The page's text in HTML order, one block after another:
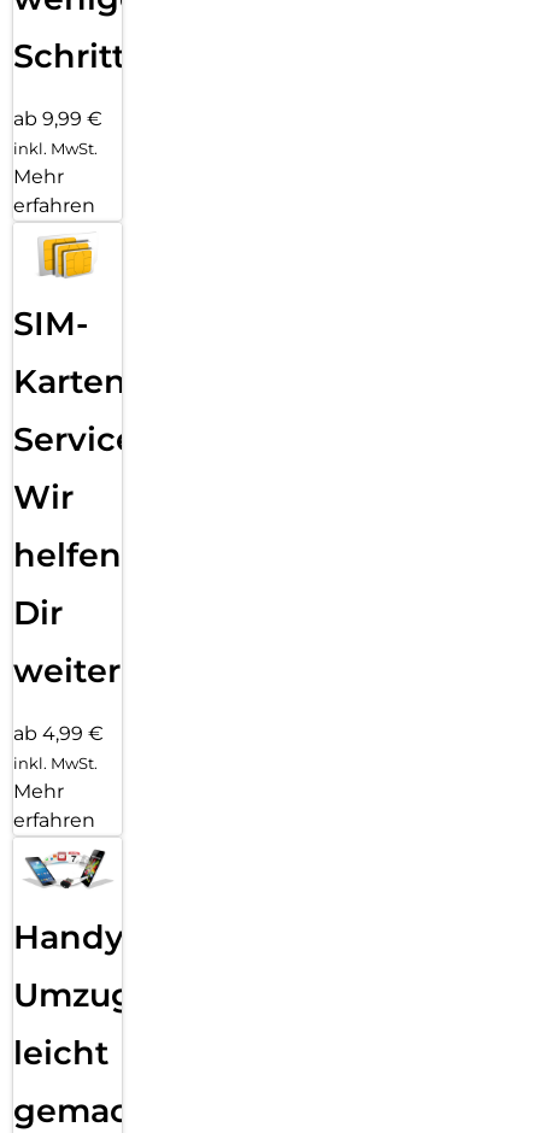
Schritten
ab 9,99 €
inkl. MwSt.
Mehr
erfahren
SIM-
Karten
Service:
Wir
helfen
Dir
weiter
ab 4,99 €
inkl. MwSt.
Mehr
erfahren
Handy
Umzug
leicht
gemacht!